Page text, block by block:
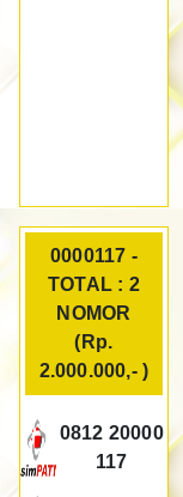
0000117 -
TOTAL : 2
NOMOR
(Rp.
2.000.000,- )
0812 20000
117